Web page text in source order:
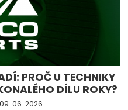
PROČ U TECHNIKY
DÍLU ROKY?
09. 06. 2026